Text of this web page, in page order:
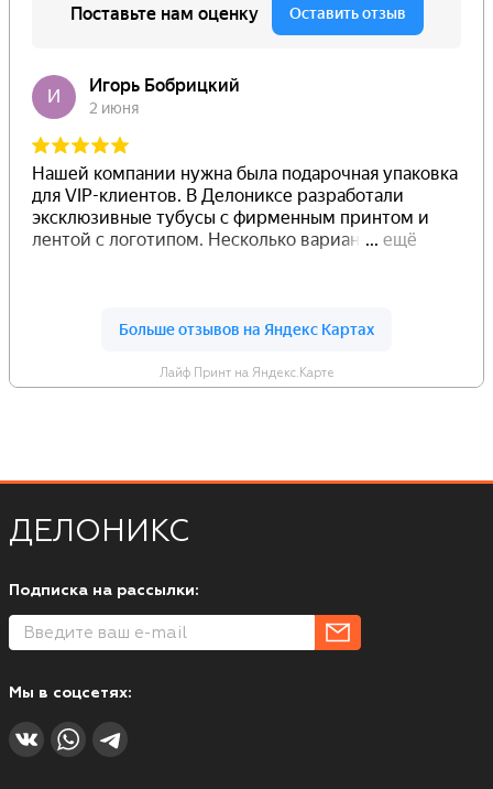
Лайф Принт на Яндекс.Карте
ДЕЛОНИКС
Подписка на рассылки:
Мы в соцсетях: